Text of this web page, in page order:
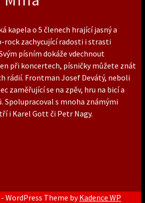
kapela o 5 členech hrající jasný a
rock zachycující radosti i strasti
písním dokáže vdechnout
při koncertech, písničky můžete znát
rádií. Frontman Josef Devátý, neboli
zaměřující se na zpěv, hru na bicí a
Spolupracoval s mnoha známými
i Karel Gott či Petr Nagy.
WordPress Theme byKadence WP